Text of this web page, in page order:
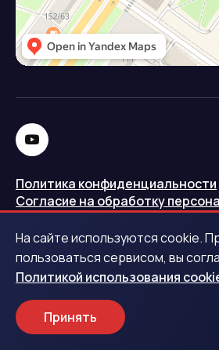
Политика конфиденциальности
Согласие на обработку
Политика использования cookie
Запись в реестре операторов
РКН
Центральный банк Российской
На сайте используются cookie.
пользоваться сервисом, вы
Политикой использования
Принять